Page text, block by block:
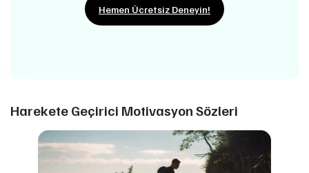
Hemen Ücretsiz Deneyin!
Harekete Geçirici Motivasyon Sözleri